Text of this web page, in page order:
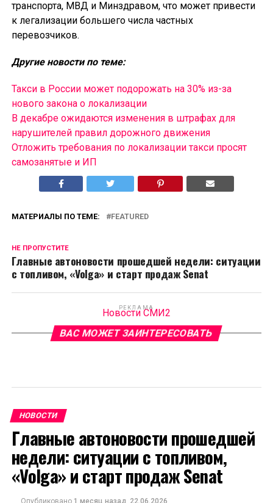
транспорта, МВД и Минздравом, что может привести
к легализации большего числа частных
перевозчиков.
Другие новости по теме:
Такси в России может подорожать на 30% из-за
нового закона о локализации
В декабре ожидаются изменения в штрафах для
нарушителей правил дорожного движения
Отложить требования по локализации такси просят
самозанятые и ИП
МАТЕРИАЛЫ ПО ТЕМЕ: FEATURED
НЕ ПРОПУСТИТЕ
Главные автоновости прошедшей недели: ситуации
с топливом, «Volga» и старт продаж Senat
РЕКЛАМА
Новости СМИ2
ВАС МОЖЕТ ЗАИНТЕРЕСОВАТЬ
НОВОСТИ
Главные автоновости прошедшей
недели: ситуации с топливом,
«Volga» и старт продаж Senat
Опубликовано 1 месяц назад 22.06.2026